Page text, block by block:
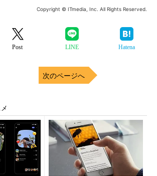
Copyright © ITmedia, Inc. All Rights Reserved.
Post LINE Hatena
次のページへ